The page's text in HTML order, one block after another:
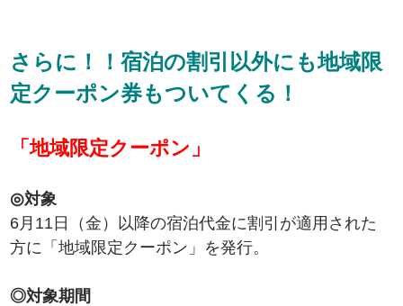
さらに！！宿泊の割引以外にも地域限
定クーポン券もついてくる！
「地域限定クーポン」
◎対象
6月11日（金）以降の宿泊代金に割引が適用された
方に「地域限定クーポン」を発行。
◎対象期間